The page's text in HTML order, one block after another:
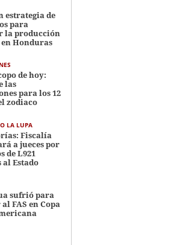
estrategia de
para
la producción
Honduras
de hoy:
las
para los 12
zodiaco
LA LUPA
Fiscalía
a jueces por
de L921
Estado
sufrió para
FAS en Copa